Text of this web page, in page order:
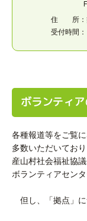
住 所：熊
受付時
ボランティ
各種報道等をご覧
多数いただいてお
産山村社会福祉協
ボランティアセン
但し、「拠点」に